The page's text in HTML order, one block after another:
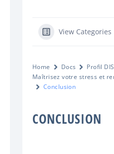
View Categories
Home Docs
Profil
Maîtrisez votre stress et
Conclusion
CONCLUSION